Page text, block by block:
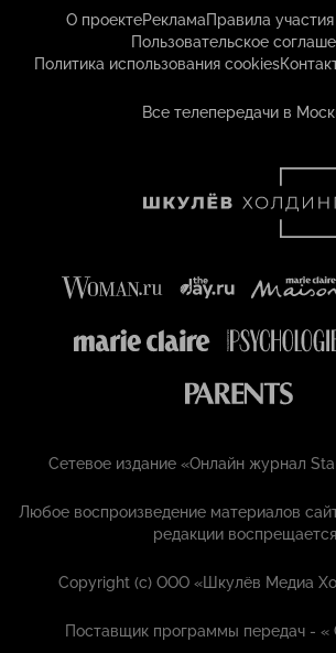
О проектеРекламаПравила
Пользовательское
Политика использования cookies
Все телепередачи в
Сетевое издание «Онлайн журнал
Любое воспроизведение материалов
редакции
Copyright (с) ООО «Шкулёв Медиа
Поставщик программы передач - «